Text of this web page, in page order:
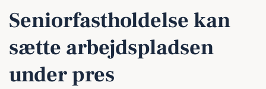
Se­ni­o­r­fast­hol­del­se kan
sætte ar­bejds­plad­sen
under pres